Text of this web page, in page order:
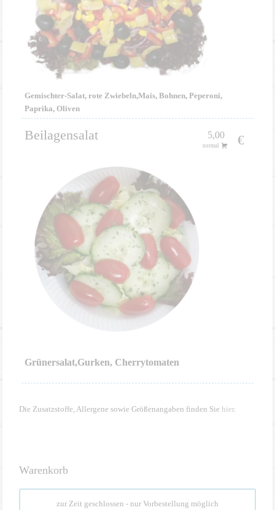
Gemischter-Salat, rote Zwiebeln,Mais, Bohnen, Peperoni,
Paprika, Oliven
Beilagensalat 5,00
normal €
Grünersalat,Gurken, Cherrytomaten
Die Zusatzstoffe, Allergene sowie Größenangaben finden Sie hier.
Warenkorb
zur Zeit geschlossen - nur Vorbestellung möglich